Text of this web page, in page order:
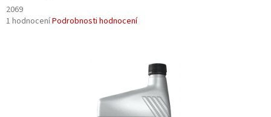
2069
Průměrné
1 hodnoceníPodrobnosti hodnocení